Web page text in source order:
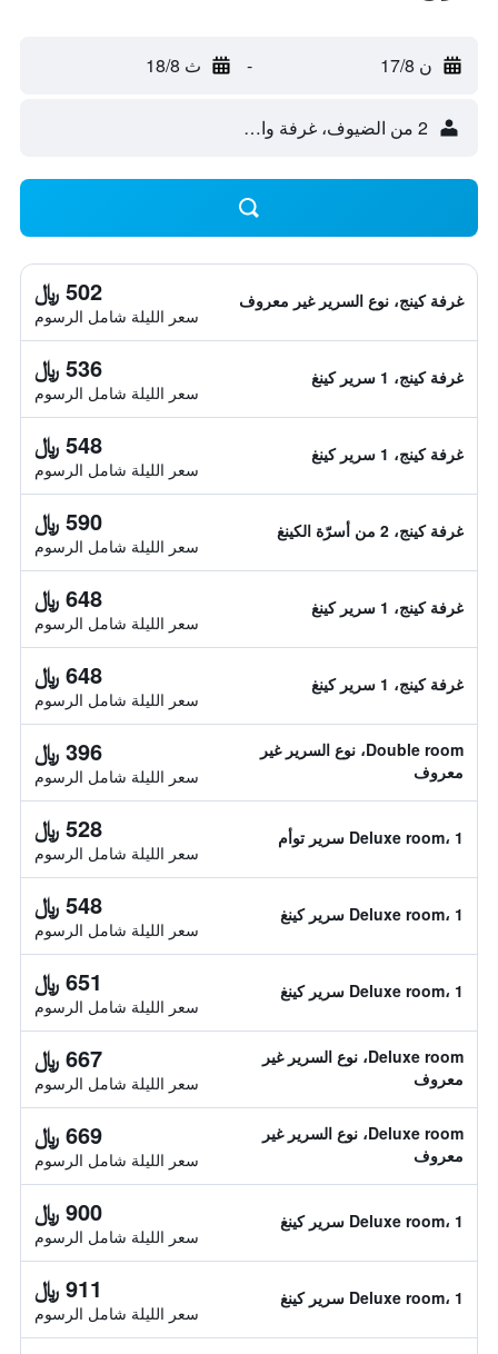
ن 17/8 - ث 18/8
2 من الضيوف، غرفة واحدة
غرفة كينج، نوع السرير غير معروف 502 ﷼
سعر الليلة شامل الرسوم
غرفة كينج، 1 سرير كينغ 536 ﷼
سعر الليلة شامل الرسوم
غرفة كينج، 1 سرير كينغ 548 ﷼
سعر الليلة شامل الرسوم
غرفة كينج، 2 من أسرّة الكينغ 590 ﷼
سعر الليلة شامل الرسوم
غرفة كينج، 1 سرير كينغ 648 ﷼
سعر الليلة شامل الرسوم
غرفة كينج، 1 سرير كينغ 648 ﷼
سعر الليلة شامل الرسوم
Double room، نوع السرير غير
معروف
396 ﷼
سعر الليلة شامل الرسوم
Deluxe room، 1 سرير توأم 528 ﷼
سعر الليلة شامل الرسوم
Deluxe room، 1 سرير كينغ 548 ﷼
سعر الليلة شامل الرسوم
Deluxe room، 1 سرير كينغ 651 ﷼
سعر الليلة شامل الرسوم
Deluxe room، نوع السرير غير
معروف
667 ﷼
سعر الليلة شامل الرسوم
Deluxe room، نوع السرير غير
معروف
669 ﷼
سعر الليلة شامل الرسوم
Deluxe room، 1 سرير كينغ 900 ﷼
سعر الليلة شامل الرسوم
Deluxe room، 1 سرير كينغ 911 ﷼
سعر الليلة شامل الرسوم